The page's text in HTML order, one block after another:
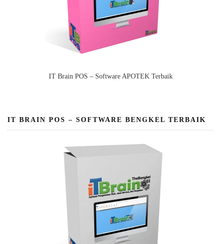
IT Brain POS – Software APOTEK Terbaik
IT BRAIN POS – SOFTWARE BENGKEL TERBAIK